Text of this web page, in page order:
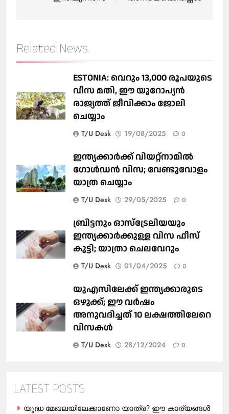
Related News
ESTONIA: വെറും 13,000 രൂപയുടെ
വീസ മതി, ഈ യൂറോപ്യന്‍
രാജ്യത്ത് ജീവിക്കാം ജോലി
ചെയ്യാം
T/U Desk 19/08/2025 0
ഇന്ത്യക്കാർക്ക് വിയറ്റ്‌നാമില്‍
ഗോള്‍ഡന്‍ വിസ; വേണ്ടുവോളം
യാത്ര ചെയ്യാം
T/U Desk 29/05/2025 0
ബ്രിട്ടനും ഓസ്‌ട്രേലിയയും
ഇന്ത്യക്കാര്‍ക്കുള്ള വിസ ഫീസ്
കൂട്ടി; യാത്രാ ചെലവേറും
T/U Desk 01/04/2025 0
യുഎസിലേക്ക് ഇന്ത്യക്കാരുടെ
ഒഴുക്ക്; ഈ വർഷം
അനുവദിച്ചത് 10 ലക്ഷത്തിലേറെ
വിസകൾ
T/U Desk 28/12/2024 0
LATEST POSTS
യുദ്ധ മേഖലയിലേക്കാണോ യാത്ര? ഈ കാര്യങ്ങള്‍